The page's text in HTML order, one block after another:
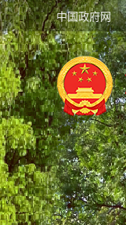
中国政府网